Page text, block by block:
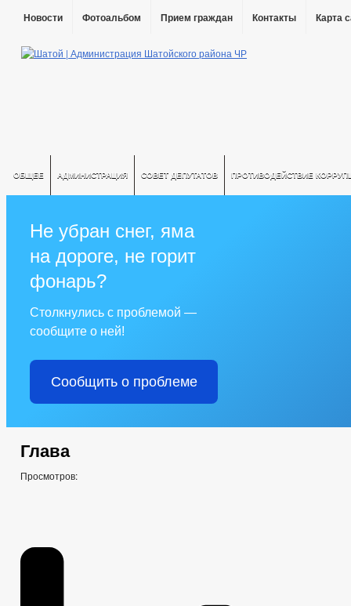
Новости Фотоальбом Прием граждан Контакты Карта
ОБЩЕЕ АДМИНИСТРАЦИЯ СОВЕТ ДЕПУТАТОВ ПРОТИВОДЕЙСТВИЕ
Не убран снег, яма
на дороге, не горит
фонарь?
Столкнулись с проблемой —
сообщите о ней!
Сообщить о проблеме
Глава
Просмотров: